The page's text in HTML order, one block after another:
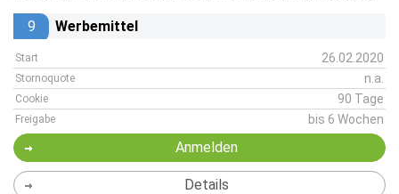
9 Werbemittel
Start 26.02.2020
Stornoquote n.a.
Cookie 90 Tage
Freigabe bis 6 Wochen
Anmelden
Details